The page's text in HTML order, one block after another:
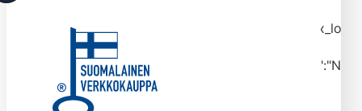
tmlmvi","meta_query":
data-original-query-vars="[]" data-page="1"
data-max-pages="4517" data-start="1" data-